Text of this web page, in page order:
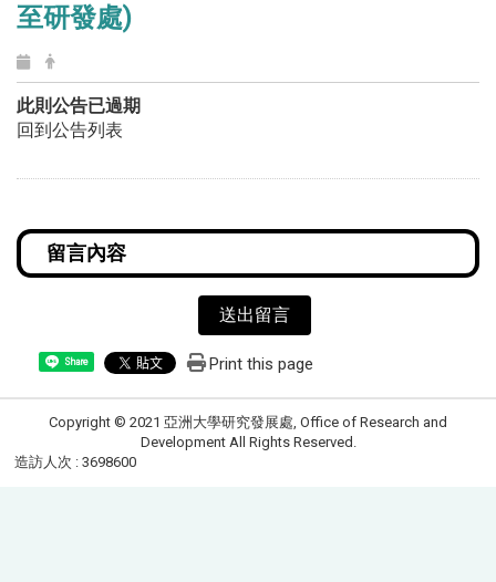
至研發處)
此則公告已過期
回到公告列表
送出留言
Share Print this page
Copyright © 2021 亞洲大學研究發展處, Office of Research and
Development All Rights Reserved.
造訪人次 : 3698600